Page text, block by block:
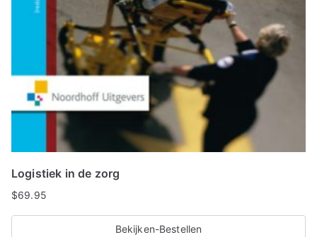
Logistiek in de zorg
$69.95
Bekijken-Bestellen